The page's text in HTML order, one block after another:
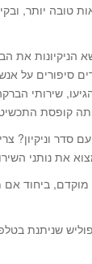
טובה יותר,
הניקיונות את
על
שירותי
קופסת
סדר וניקיון?
את נותני
ביחוד
שניתנת